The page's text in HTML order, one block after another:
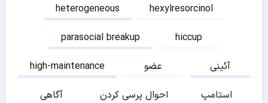
heterogeneous
hexylresorcinol
parasocial breakup
hiccup
high-maintenance
عضو
آئینی
آگاهی
احوال پرسی کردن
استامپ